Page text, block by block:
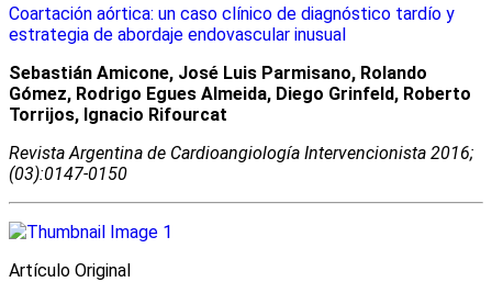
Coartación aórtica: un caso clínico de diagnóstico tardío y
estrategia de abordaje endovascular inusual
Sebastián Amicone, José Luis Parmisano, Rolando
Gómez, Rodrigo Egues Almeida, Diego Grinfeld, Roberto
Torrijos, Ignacio Rifourcat
Revista Argentina de Cardioangiologí­a Intervencionista 2016;
(03):0147-0150
Artículo Original